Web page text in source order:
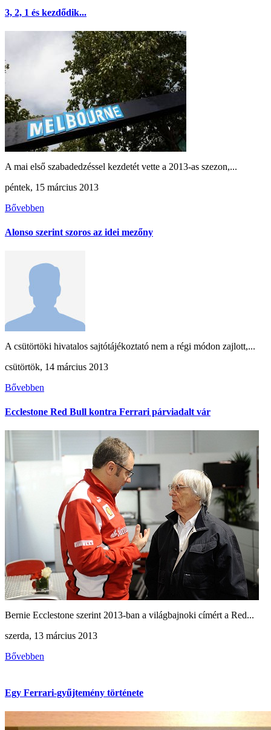
3, 2, 1 és kezdődik...
A mai első szabadedzéssel kezdetét vette a 2013-as szezon,...
péntek, 15 március 2013
Bővebben
Alonso szerint szoros az idei mezőny
A csütörtöki hivatalos sajtótájékoztató nem a régi módon zajlott,...
csütörtök, 14 március 2013
Bővebben
Ecclestone Red Bull kontra Ferrari párviadalt vár
Bernie Ecclestone szerint 2013-ban a világbajnoki címért a Red...
szerda, 13 március 2013
Bővebben
Egy Ferrari-gyűjtemény története